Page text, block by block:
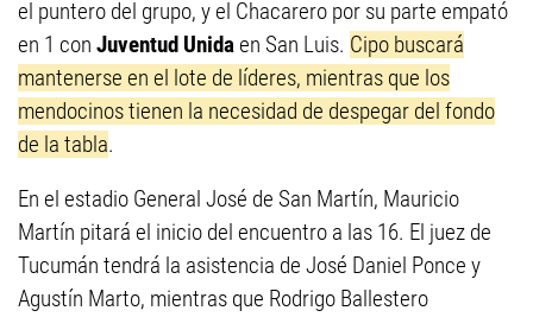
el puntero del grupo, y el Chacarero por su parte empató
en 1 con Juventud Unidaen San Luis. Cipo buscará
mantenerse en el lote de líderes, mientras que los
mendocinos tienen la necesidad de despegar del fondo
de la tabla.
En el estadio General José de San Martín, Mauricio
Martín pitará el inicio del encuentro a las 16. El juez de
Tucumán tendrá la asistencia de José Daniel Ponce y
Agustín Marto, mientras que Rodrigo Ballestero